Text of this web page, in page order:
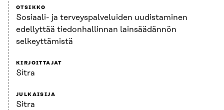
OTSIKKO
Sosiaali- ja terveyspalveluiden uudistaminen
edellyttää tiedonhallinnan lainsäädännön
selkeyttämistä
KIRJOITTAJAT
Sitra
JULKAISIJA
Sitra